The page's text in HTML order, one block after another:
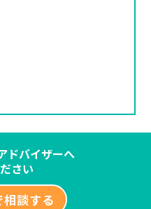
ドバイザーへ
さい
相談する